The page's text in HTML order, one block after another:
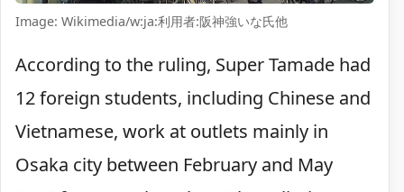
Image: Wikimedia/w:ja:利用者:阪神強いな氏他
According to the ruling, Super Tamade had
12 foreign students, including Chinese and
Vietnamese, work at outlets mainly in
Osaka city between February and May